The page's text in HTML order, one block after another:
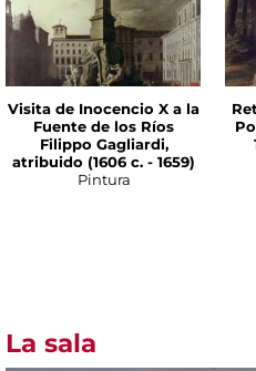
Visita de Inocencio X a la
Fuente de los Ríos
Filippo Gagliardi,
atribuido (1606 c. - 1659)
Pintura
La sala